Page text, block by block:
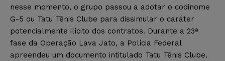
nesse momento, o grupo passou a adotar o codinome
G-5 ou Tatu Tênis Clube para dissimular o caráter
potencialmente ilícito dos contratos. Durante a 23ª
fase da Operação Lava Jato, a Polícia Federal
apreendeu um documento intitulado Tatu Tênis Clube.